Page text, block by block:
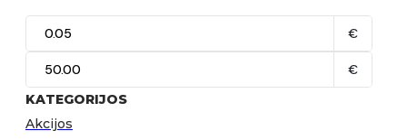
€
€
KATEGORIJOS
Akcijos